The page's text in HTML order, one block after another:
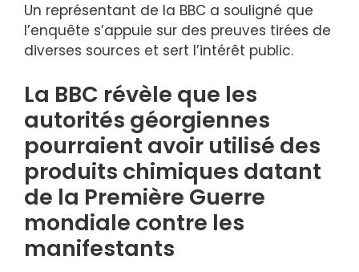
Un représentant de la BBC a souligné que
l’enquête s’appuie sur des preuves tirées de
diverses sources et sert l’intérêt public.
La BBC révèle que les
autorités géorgiennes
pourraient avoir utilisé des
produits chimiques datant
de la Première Guerre
mondiale contre les
manifestants